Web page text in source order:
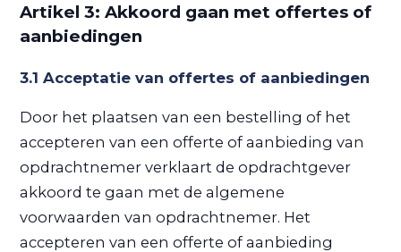
Artikel 3: Akkoord gaan met offertes of
aanbiedingen
3.1 Acceptatie van offertes of aanbiedingen
Door het plaatsen van een bestelling of het
accepteren van een offerte of aanbieding van
opdrachtnemer verklaart de opdrachtgever
akkoord te gaan met de algemene
voorwaarden van opdrachtnemer. Het
accepteren van een offerte of aanbieding